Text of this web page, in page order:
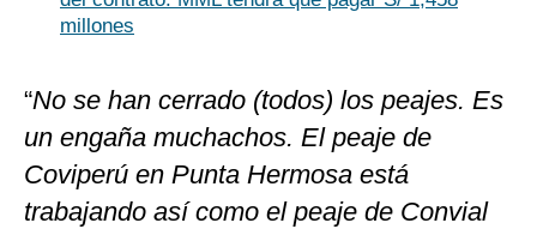
millones
“No se han cerrado (todos) los peajes. Es
un engaña muchachos. El peaje de
Coviperú en Punta Hermosa está
trabajando así como el peaje de Convial